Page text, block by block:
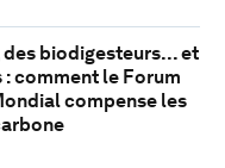
des biodigesteurs... et
: comment le Forum
compense les